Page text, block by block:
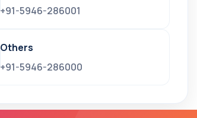
+91-5946-286001
Others
+91-5946-286000